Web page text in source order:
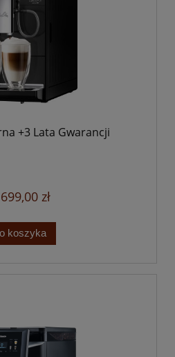
+3 Lata Gwarancji
zł
koszyka